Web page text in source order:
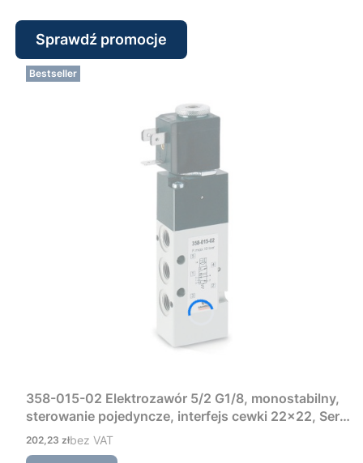
Sprawdź promocje
Bestseller
358-015-02 Elektrozawór 5/2 G1/8, monostabilny,
sterowanie pojedyncze, interfejs cewki 22×22, Seria
3 Camozzi
Cena
202,23 złbez VAT